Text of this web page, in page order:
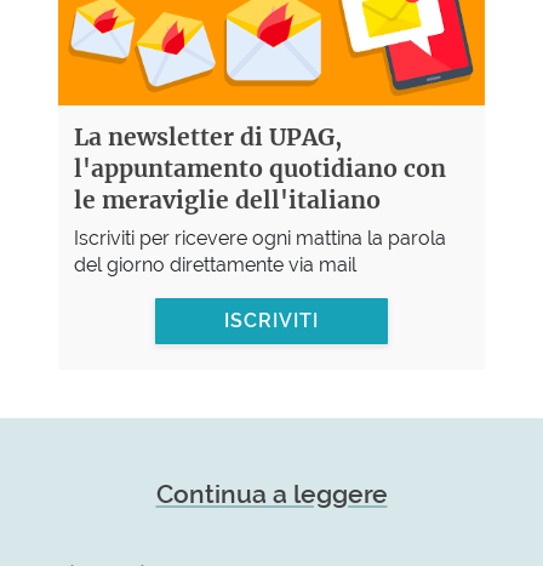
La newsletter di UPAG,
l'appuntamento quotidiano con
le meraviglie dell'italiano
Iscriviti per ricevere ogni mattina la parola
del giorno direttamente via mail
ISCRIVITI
Continua a leggere